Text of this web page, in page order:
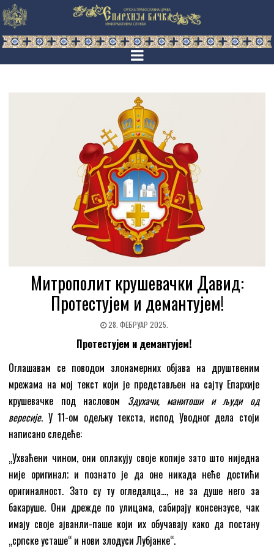
Митрополит крушевачки Давид:
Протестујем и демантујем!
28. ФЕБРУАР 2025.
Протестујем и демантујем!
Оглашавам се поводом злонамерних објава на друштвеним
мрежама на мој текст који је представљен на сајту Епархије
крушевачке под насловом Здухачи, манитоши и људи од
вересије. У 11-ом одељку текста, испод Уводног дела стоји
написано следеће:
„Ухваћени чином, они оплакују своје копије зато што ниједна
није оригинал; и познато је да оне никада неће достићи
оригиналност. Зато су ту огледалца…, не за душе него за
бакаруше. Они дрежде по улицама, сабирају консензусе, чак
имају своје ајванли-паше који их обучавају како да постану
„српске усташе“ и нови злодуси Лубјанке“.